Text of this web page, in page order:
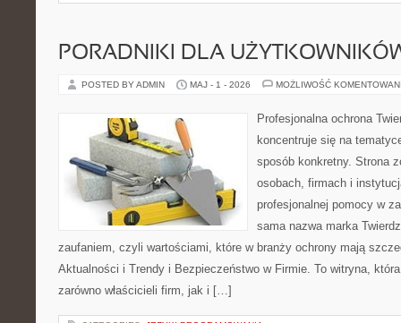
PORADNIKI DLA
POSTED BY ADMIN MAJ - 1 - 2026 MOŻLIWOŚĆ
Profesjonalna ochrona
koncentruje się na
sposób konkretny. Strona
osobach, firmach i
profesjonalnej pomocy w
sama nazwa marka
zaufaniem, czyli wartościami, które w branży ochrony mają
Aktualności i Trendy i Bezpieczeństwo w Firmie. To witryna,
zarówno właścicieli firm, jak i […]